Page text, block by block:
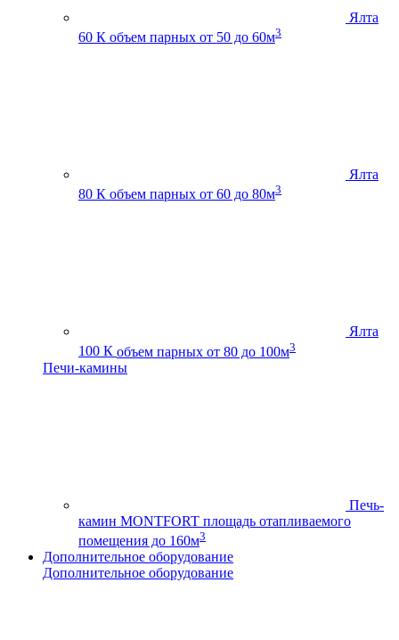
Ялта
60 К объем парных от 50 до 60м3
Ялта
80 К объем парных от 60 до 80м3
Ялта
100 К объем парных от 80 до 100м3
Печи-камины
Печь-
камин MONTFORT площадь отапливаемого
помещения до 160м3
Дополнительное оборудование
Дополнительное оборудование